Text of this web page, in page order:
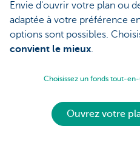
Envie d'ouvrir votre plan ou
adaptée à votre préférence
options sont possibles.
convient le mieux.
Choisissez un fonds tout-
Ouvrez votre